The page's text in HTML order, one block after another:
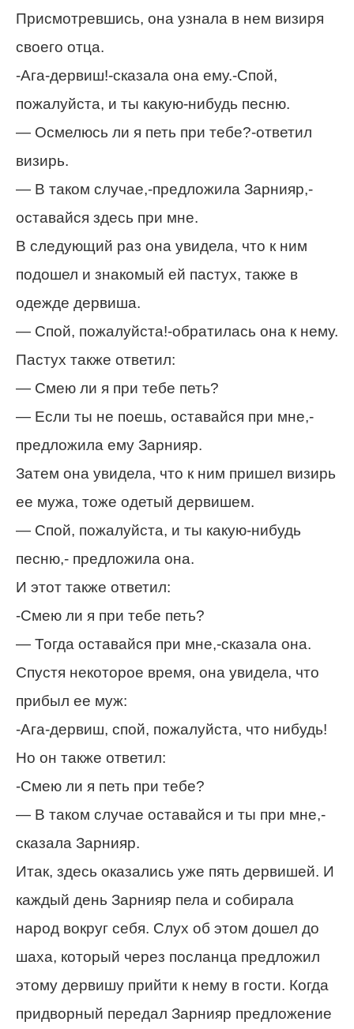
Присмотревшись, она узнала в нем визиря
своего отца.
-Ага-дервиш!-сказала она ему.-Спой,
пожалуйста, и ты какую-нибудь песню.
— Осмелюсь ли я петь при тебе?-ответил
визирь.
— В таком случае,-предложила Зарнияр,-
оставайся здесь при мне.
В следующий раз она увидела, что к ним
подошел и знакомый ей пастух, также в
одежде дервиша.
— Спой, пожалуйста!-обратилась она к нему.
Пастух также ответил:
— Смею ли я при тебе петь?
— Если ты не поешь, оставайся при мне,-
предложила ему Зарнияр.
Затем она увидела, что к ним пришел визирь
ее мужа, тоже одетый дервишем.
— Спой, пожалуйста, и ты какую-нибудь
песню,- предложила она.
И этот также ответил:
-Смею ли я при тебе петь?
— Тогда оставайся при мне,-сказала она.
Спустя некоторое время, она увидела, что
прибыл ее муж:
-Ага-дервиш, спой, пожалуйста, что нибудь!
Но он также ответил:
-Смею ли я петь при тебе?
— В таком случае оставайся и ты при мне,-
сказала Зарнияр.
Итак, здесь оказались уже пять дервишей. И
каждый день Зарнияр пела и собирала
народ вокруг себя. Слух об этом дошел до
шаха, который через посланца предложил
этому дервишу прийти к нему в гости. Когда
придворный передал Зарнияр предложение